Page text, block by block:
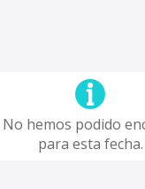
No hemos podido
para esta fecha.